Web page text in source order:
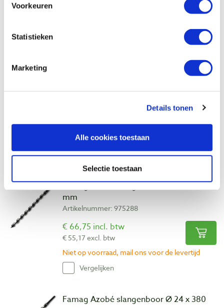
Voorkeuren
Statistieken
Marketing
Details tonen
Alle cookies toestaan
Selectie toestaan
Famag Azobé slangenboor Ø 18 x 380
Artikelnummer: 975286
€ 45,04 excl. btw
Op voorraad
Vergelijken
Famag Azobé slangenboor Ø 22 x 380
mm
Artikelnummer: 975288
€ 66,75 incl. btw
€ 55,17 excl. btw
Niet op voorraad, mail ons voor de levertijd
Vergelijken
Famag Azobé slangenboor Ø 24 x 380